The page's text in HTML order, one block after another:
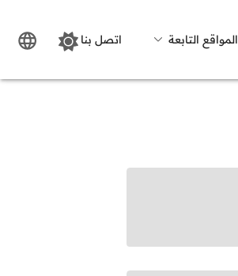
المواقع التابعة اتصل بنا